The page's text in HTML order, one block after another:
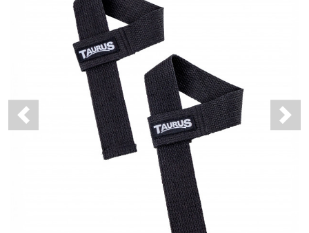
Previous Next